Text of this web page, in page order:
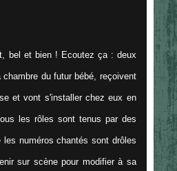
bel et bien ! Ecoutez ça : deux
du futur bébé, reçoivent
et vont s'installer chez eux en
les rôles sont tenus par des
numéros chantés sont drôles
sur scène pour modifier à sa